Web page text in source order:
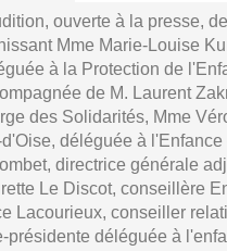
ouverte à la presse,
Mme Marie-Louise
à la Protection de
de M. Laurent
des Solidarités, Mme
déléguée à
directrice générale
Le Discot, conseillère
Lacourieux, conseiller
présidente déléguée à